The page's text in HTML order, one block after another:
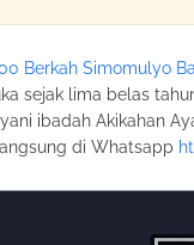
Berkah Simomulyo
sejak lima belas
ibadah Akikahan
di Whatsapp